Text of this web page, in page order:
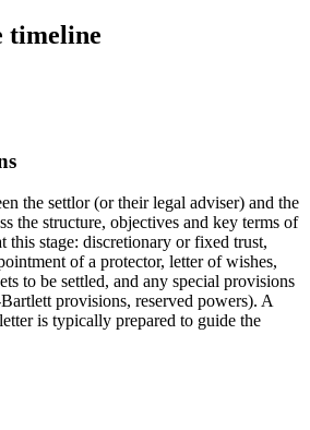
timeline
the settlor (or their legal adviser) and the
the structure, objectives and key terms of
this stage: discretionary or fixed trust,
of a protector, letter of wishes,
to be settled, and any special provisions
provisions, reserved powers). A
is typically prepared to guide the